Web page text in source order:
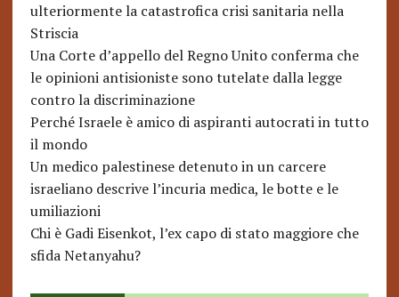
ulteriormente la catastrofica crisi sanitaria nella
Striscia
Una Corte d’appello del Regno Unito conferma che
le opinioni antisioniste sono tutelate dalla legge
contro la discriminazione
Perché Israele è amico di aspiranti autocrati in tutto
il mondo
Un medico palestinese detenuto in un carcere
israeliano descrive l’incuria medica, le botte e le
umiliazioni
Chi è Gadi Eisenkot, l’ex capo di stato maggiore che
sfida Netanyahu?